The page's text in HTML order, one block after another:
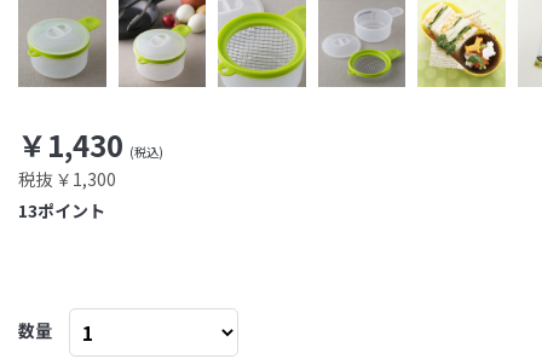
￥1,430
税抜 ￥1,300
ポイント
13
数量